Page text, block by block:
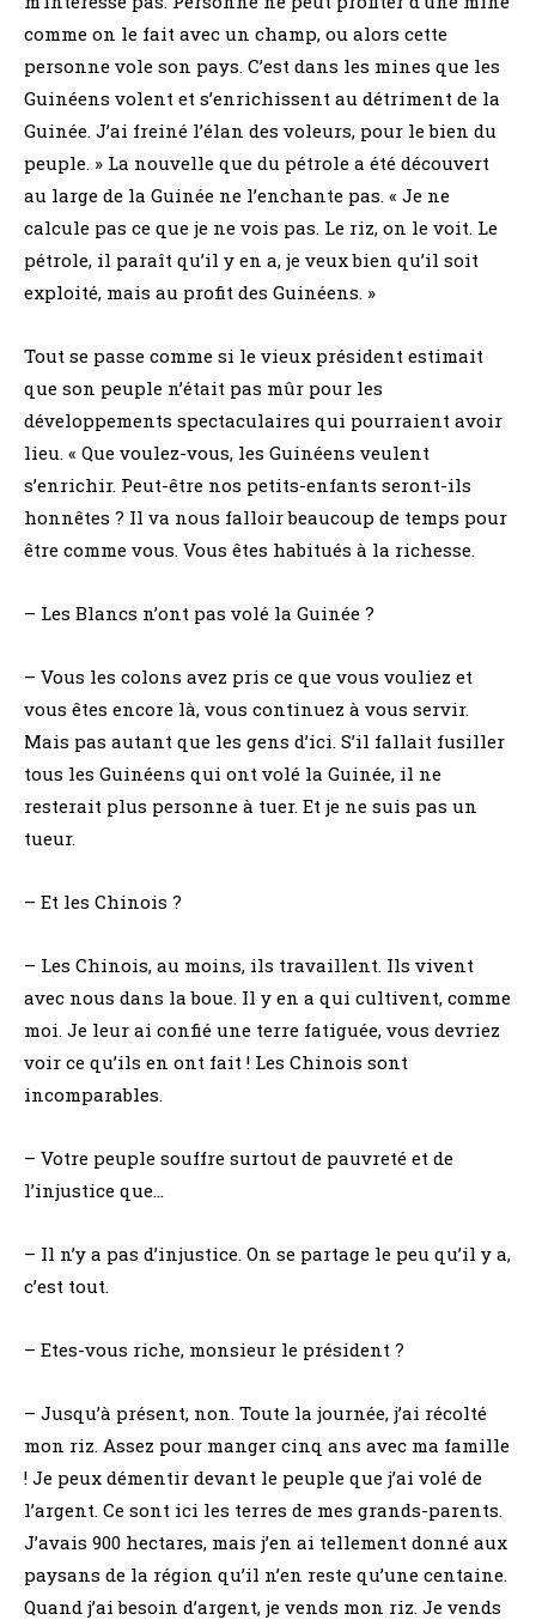
comme on le fait avec un champ, ou alors cette
personne vole son pays. C’est dans les mines que les
Guinéens volent et s’enrichissent au détriment de la
Guinée. J’ai freiné l’élan des voleurs, pour le bien du
peuple. » La nouvelle que du pétrole a été découvert
au large de la Guinée ne l’enchante pas. « Je ne
calcule pas ce que je ne vois pas. Le riz, on le voit. Le
pétrole, il paraît qu’il y en a, je veux bien qu’il soit
exploité, mais au profit des Guinéens. »
Tout se passe comme si le vieux président estimait
que son peuple n’était pas mûr pour les
développements spectaculaires qui pourraient avoir
lieu. « Que voulez-vous, les Guinéens veulent
s’enrichir. Peut-être nos petits-enfants seront-ils
honnêtes ? Il va nous falloir beaucoup de temps pour
être comme vous. Vous êtes habitués à la richesse.
– Les Blancs n’ont pas volé la Guinée ?
– Vous les colons avez pris ce que vous vouliez et
vous êtes encore là, vous continuez à vous servir.
Mais pas autant que les gens d’ici. S’il fallait fusiller
tous les Guinéens qui ont volé la Guinée, il ne
resterait plus personne à tuer. Et je ne suis pas un
tueur.
– Et les Chinois ?
– Les Chinois, au moins, ils travaillent. Ils vivent
avec nous dans la boue. Il y en a qui cultivent, comme
moi. Je leur ai confié une terre fatiguée, vous devriez
voir ce qu’ils en ont fait ! Les Chinois sont
incomparables.
– Votre peuple souffre surtout de pauvreté et de
l’injustice que…
– Il n’y a pas d’injustice. On se partage le peu qu’il y a,
c’est tout.
– Etes-vous riche, monsieur le président ?
– Jusqu’à présent, non. Toute la journée, j’ai récolté
mon riz. Assez pour manger cinq ans avec ma famille
! Je peux démentir devant le peuple que j’ai volé de
l’argent. Ce sont ici les terres de mes grands-parents.
J’avais 900 hectares, mais j’en ai tellement donné aux
paysans de la région qu’il n’en reste qu’une centaine.
Quand j’ai besoin d’argent, je vends mon riz. Je vends